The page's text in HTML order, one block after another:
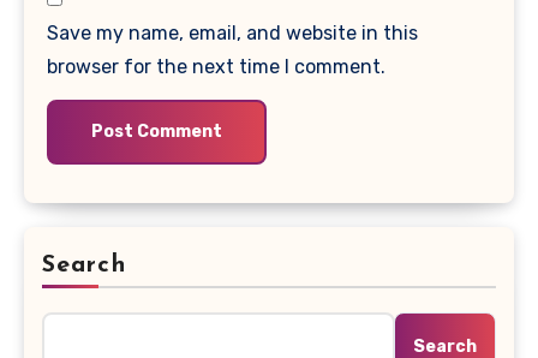
Save my name, email, and website in this
browser for the next time I comment.
Search
Search